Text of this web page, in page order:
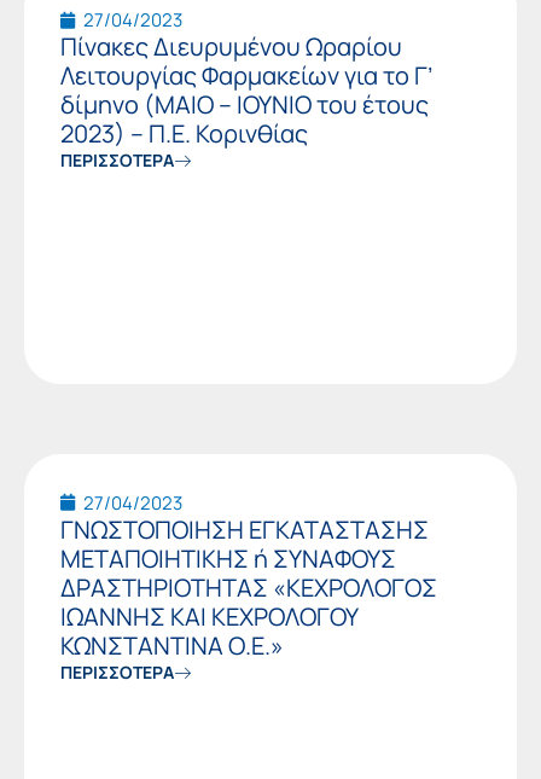
27/04/2023
Πίνακες Διευρυμένου Ωραρίου
Λειτουργίας Φαρμακείων για το Γ’
δίμηνο (ΜΑΙΟ – ΙΟΥΝΙΟ του έτους
2023) – Π.Ε. Κορινθίας
ΠΕΡΙΣΣΟΤΕΡΑ
27/04/2023
ΓΝΩΣΤΟΠΟΙΗΣΗ ΕΓΚΑΤΑΣΤΑΣΗΣ
ΜΕΤΑΠΟΙΗΤΙΚΗΣ ή ΣΥΝΑΦΟΥΣ
ΔΡΑΣΤΗΡΙΟΤΗΤΑΣ «ΚΕΧΡΟΛΟΓΟΣ
ΙΩΑΝΝΗΣ ΚΑΙ ΚΕΧΡΟΛΟΓΟΥ
ΚΩΝΣΤΑΝΤΙΝΑ Ο.Ε.»
ΠΕΡΙΣΣΟΤΕΡΑ